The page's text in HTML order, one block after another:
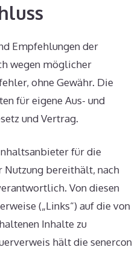
Empfehlungen der
wegen möglicher
ohne Gewähr. Die
für eigene Aus- und
und Vertrag.
für die
Nutzung bereithält, nach
Von diesen
(„Links“) auf die von
Inhalte zu
hält die senercon